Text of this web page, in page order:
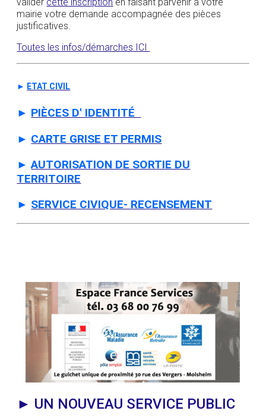
mairie votre demande accompagnée des pièces
justificatives.
Toutes les infos/démarches ICI
► ETAT CIVIL
► PIÈCES D' IDENTITÉ
► CARTE GRISE ET PERMIS
►AUTORISATION DE SORTIE DU
TERRITOIRE
► SERVICE CIVIQUE- RECENSEMENT
► UN NOUVEAU SERVICE PUBLIC